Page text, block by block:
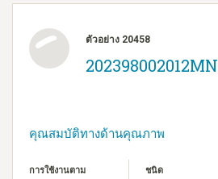
ตัวอย่าง 20458
202398002012MN
คุณสมบัติทางด้านคุณภาพ
การใช้งานตาม
ชนิด